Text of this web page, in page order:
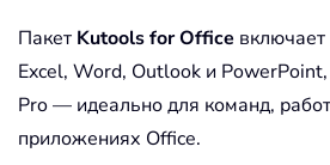
Пакет Kutools for Office включает
Excel, Word, Outlook и
Pro — идеально для команд,
приложениях Office.